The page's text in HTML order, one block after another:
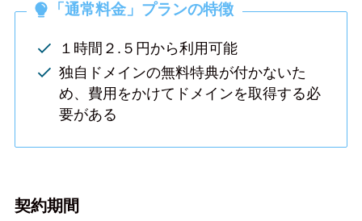
「通常料金」プランの特徴
１時間２.５円から利用可能
独自ドメインの無料特典が付かないた
め、費用をかけてドメインを取得する必
要がある
契約期間